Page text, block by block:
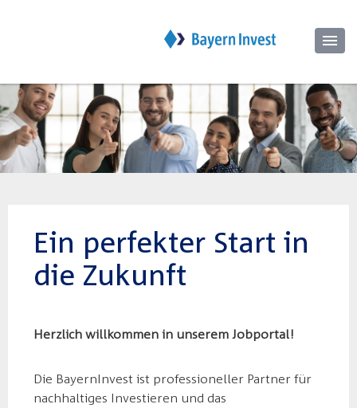
Ein perfekter Start in
die Zukunft
Herzlich willkommen in unserem Jobportal!
Die BayernInvest ist professioneller Partner für
nachhaltiges Investieren und das